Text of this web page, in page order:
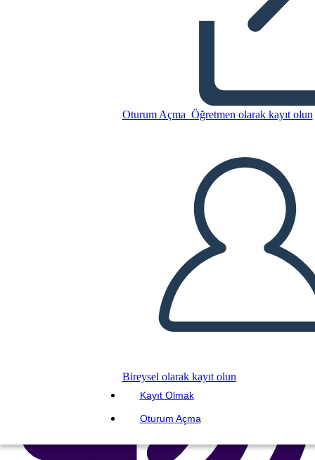
Oturum Açma Öğretmen olarak kayıt olun
Bireysel olarak kayıt olun
Kayıt Olmak
Oturum Açma
Acciones para enfrentar los
desafíos adaptativos
Bu Öykü Panosunu kopyala
BİR HİKAYE PANOSU OLUŞTUR
SLAYT GÖSTERİSİNİ OYNAT
BENİ OKU